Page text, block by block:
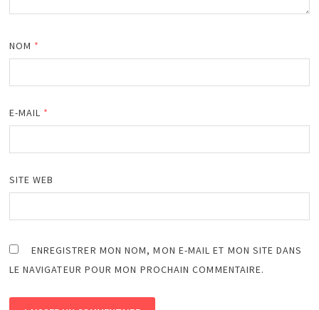
NOM *
E-MAIL *
SITE WEB
ENREGISTRER MON NOM, MON E-MAIL ET MON SITE DANS
LE NAVIGATEUR POUR MON PROCHAIN COMMENTAIRE.